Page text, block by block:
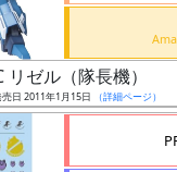
ゼル（隊長機）
日 2011年1月15日 （詳細ページ）